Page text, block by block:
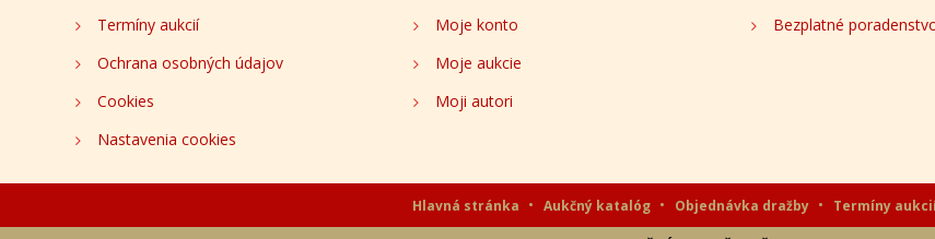
Súhlasím so
O nás
Registrácia
Kontaktujte nás